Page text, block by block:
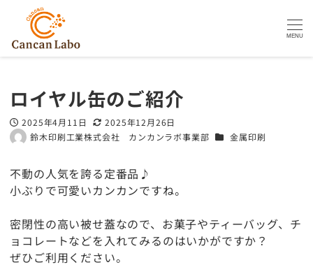
MENU
ロイヤル缶のご紹介
投稿日2025年4月11日 更新日2025年12月26日
著
鈴木印刷工業株式会社 カンカンラボ事業部 カテゴリー
金属印刷
不動の人気を誇る定番品♪
小ぶりで可愛いカンカンですね。
密閉性の高い被せ蓋なので、お菓子やティーバッグ、チ
ョコレートなどを入れてみるのはいかがですか？
ぜひご利用ください。